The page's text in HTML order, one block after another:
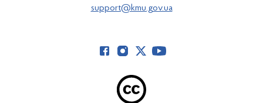
support@kmu.gov.ua